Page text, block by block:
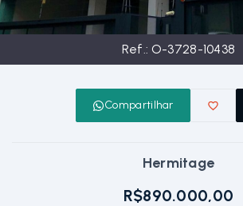
Ref.: O-3728-10438
Compartilhar
Hermitage
R$890.000,00